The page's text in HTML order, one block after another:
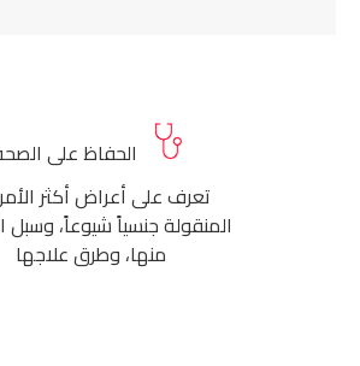
الحفاظ على الصحة
تعرف على أعراض أكثر الأمراض
المنقولة جنسياً شيوعاً، وسبل الوقاية
منها، وطرق علاجها